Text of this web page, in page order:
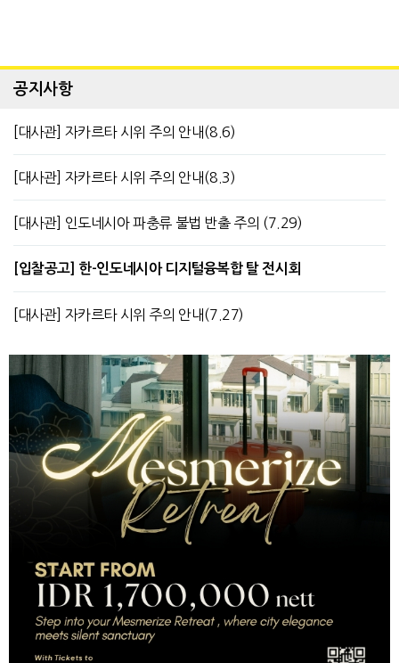
공지사항
[대사관] 자카르타 시위 주의 안내(8.6)
[대사관] 자카르타 시위 주의 안내(8.3)
[대사관] 인도네시아 파충류 불법 반출 주의 (7.29)
[입찰공고] 한-인도네시아 디지털융복합 탈 전시회
[대사관] 자카르타 시위 주의 안내(7.27)